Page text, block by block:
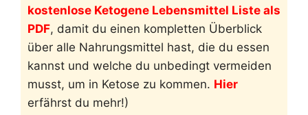
kostenlose Ketogene Lebensmittel Liste als
PDF, damit du einen kompletten Überblick
über alle Nahrungsmittel hast, die du essen
kannst und welche du unbedingt vermeiden
musst, um in Ketose zu kommen. Hier
erfährst du mehr!)